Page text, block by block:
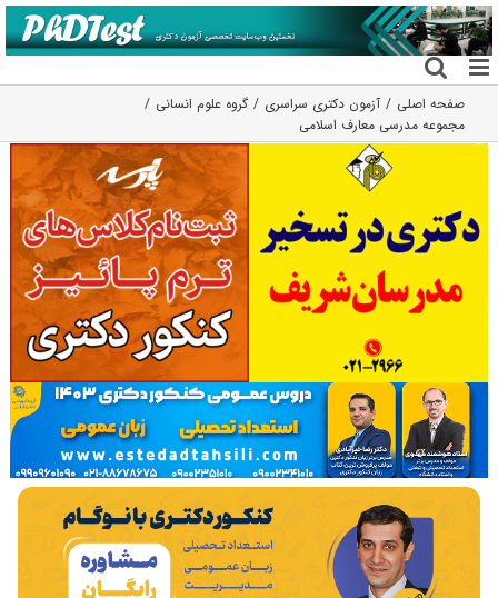
رفتن
به
محتوا
صفحه اصلی آزمون دکتری سراسری
گروه علوم انسانی
مجموعه مدرسی معارف اسلامی